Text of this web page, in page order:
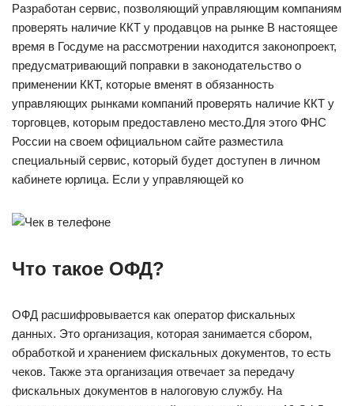
Разработан сервис, позволяющий управляющим компаниям
проверять наличие ККТ у продавцов на рынке В настоящее
время в Госдуме на рассмотрении находится законопроект,
предусматривающий поправки в законодательство о
применении ККТ, которые вменят в обязанность
управляющих рынками компаний проверять наличие ККТ у
торговцев, которым предоставлено место.Для этого ФНС
России на своем официальном сайте разместила
специальный сервис, который будет доступен в личном
кабинете юрлица. Если у управляющей ко
Что такое ОФД?
ОФД расшифровывается как оператор фискальных
данных. Это организация, которая занимается сбором,
обработкой и хранением фискальных документов, то есть
чеков. Также эта организация отвечает за передачу
фискальных документов в налоговую службу. На